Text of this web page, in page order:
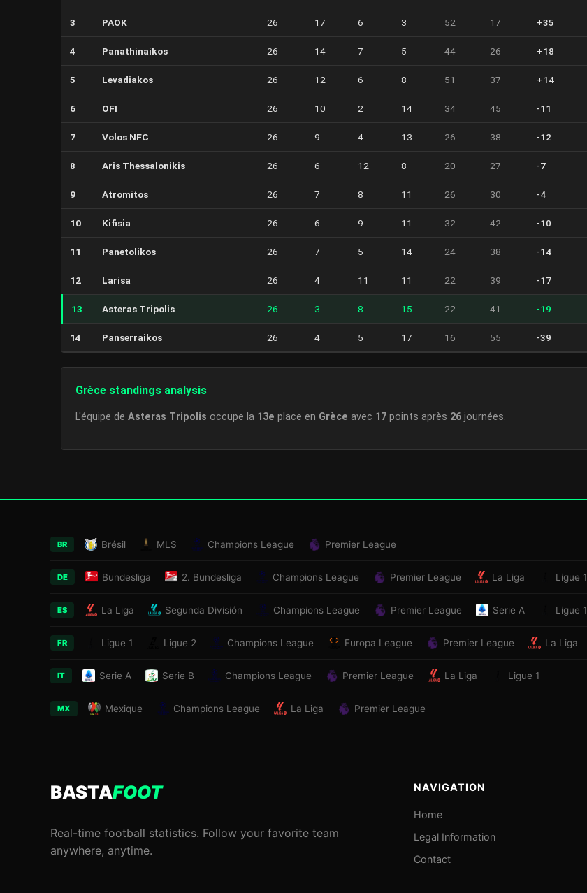
3 PAOK 26 17 6 3 52 17 +35
4 Panathinaikos 26 14 7 5 44 26 +18
5 Levadiakos 26 12 6 8 51 37 +14
6 OFI 26 10 2 14 34 45 -11
7 Volos NFC 26 9 4 13 26 38 -12
8 Aris Thessalonikis 26 6 12 8 20 27 -7
9 Atromitos 26 7 8 11 26 30 -4
10 Kifisia 26 6 9 11 32 42 -10
11 Panetolikos 26 7 5 14 24 38 -14
12 Larisa 26 4 11 11 22 39 -17
13 Asteras Tripolis 26 3 8 15 22 41 -19
14 Panserraikos 26 4 5 17 16 55 -39
Grèce standings analysis
L'équipe de Asteras Tripolis occupe la 13e place en Grèce avec 17 points après 26 journées.
BR Brésil MLS Champions League Premier League
DE Bundesliga 2. Bundesliga Champions League Premier League La Liga Ligue 1
ES La Liga Segunda División Champions League Premier League Serie A Ligue 1
FR Ligue 1 Ligue 2 Champions League Europa League Premier League La Liga
IT Serie A Serie B Champions League Premier League La Liga Ligue 1
MX Mexique Champions League La Liga Premier League
BASTAFOOT
Real-time football statistics. Follow your favorite team
anywhere, anytime.
NAVIGATION
Home
Legal Information
Contact